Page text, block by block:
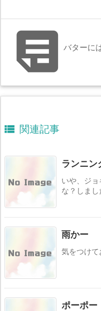
バターに
 関連記事
ランニン
いや、ジ
な？しまし
雨かー
気をつけて
ポーポー